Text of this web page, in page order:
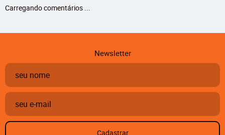
Carregando comentários ...
Newsletter
Cadastrar